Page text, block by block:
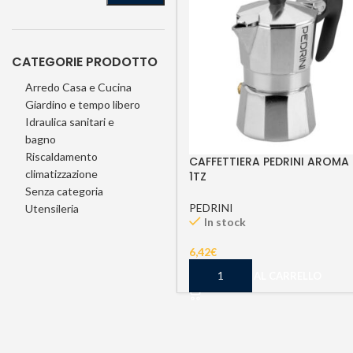
CATEGORIE PRODOTTO
Arredo Casa e Cucina
Giardino e tempo libero
Idraulica sanitari e
bagno
Riscaldamento
climatizzazione
Senza categoria
Utensileria
CAFFETTIERA PEDRINI
1TZ
PEDRINI
In stock
6,42€
AGGIUNGI AL CARRELLO